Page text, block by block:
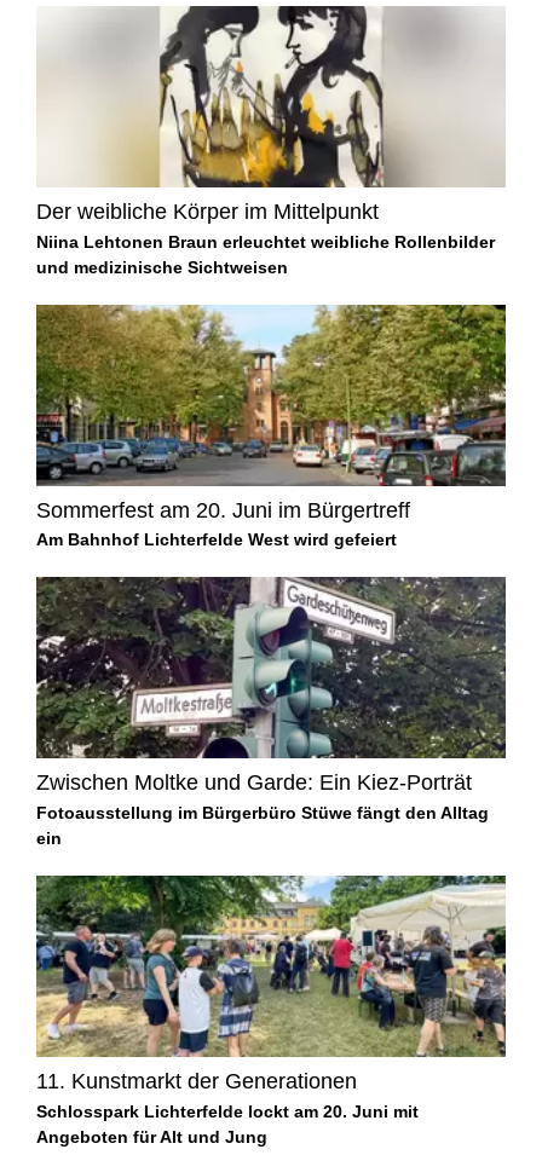
Der weibliche Körper im Mittelpunkt
Niina Lehtonen Braun erleuchtet weibliche Rollenbilder
und medizinische Sichtweisen
Sommerfest am 20. Juni im Bürgertreff
Am Bahnhof Lichterfelde West wird gefeiert
Zwischen Moltke und Garde: Ein Kiez-Porträt
Fotoausstellung im Bürgerbüro Stüwe fängt den Alltag
ein
11. Kunstmarkt der Generationen
Schlosspark Lichterfelde lockt am 20. Juni mit
Angeboten für Alt und Jung